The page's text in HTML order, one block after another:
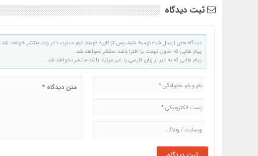
ثبت دیدگاه
دیدگاه های ارسال شده توسط شما، پس از تایید توسط تیم مدیریت در وب منتشر خواهد شد.
پیام هایی که حاوی تهمت یا افترا باشد منتشر نخواهد شد.
پیام هایی که به غیر از زبان فارسی یا غیر مرتبط باشد منتشر نخواهد شد.